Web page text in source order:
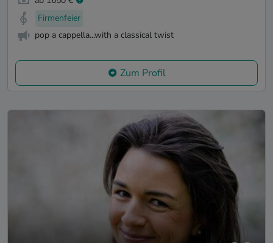
Firmenfeier
pop a cappella...with a classical twist
Zum Profil